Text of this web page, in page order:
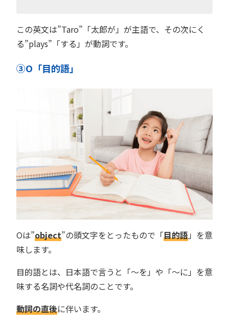
この英文は”Taro”「太郎が」が主語で、その次にく
る”plays”「する」が動詞です。
③O「目的語」
Oは”object”の頭文字をとったもので「目的語」を意
味します。
目的語とは、日本語で言うと「〜を」や「〜に」を意
味する名詞や代名詞のことです。
動詞の直後に伴います。